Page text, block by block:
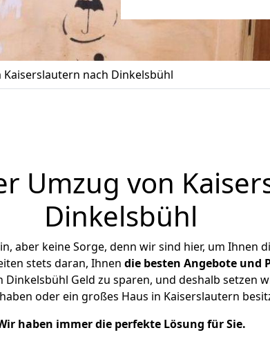
Kaiserslautern nach Dinkelsbühl
Umzug von
Dinkelsbühl
aber keine Sorge, denn wir sind hier, um Ihnen
stets daran, Ihnen die besten Angebote und
Geld zu sparen, und deshalb setzen
oder ein großes Haus in Kaiserslautern
haben immer die perfekte Lösung für Sie.